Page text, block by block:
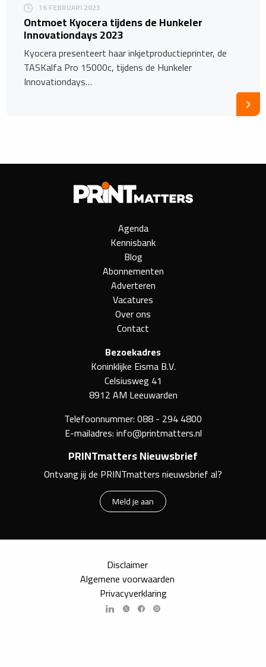
16 FEBRUARI 2023
Ontmoet Kyocera tijdens de Hunkeler
Innovationdays 2023
Kyocera presenteert haar inkjetproductieprinter, de
TASKalfa Pro 15000c, tijdens de Hunkeler
Innovationdays…
Agenda
Kennisbank
Blog
Abonnementen
Adverteren
Vacatures
Over ons
Contact
Bezoekadres
Koninklijke Eisma B.V.
Celsiusweg 41
8912 AM Leeuwarden
Telefoonnummer:088 - 294 4800
E-mailadres:info@printmatters.nl
PRINTmatters Nieuwsbrief
Ontvang jij de PRINTmatters nieuwsbrief al?
Meld je aan
Disclaimer
Algemene voorwaarden
Privacyverklaring